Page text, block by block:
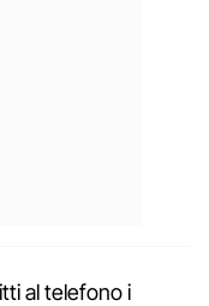
al telefono i